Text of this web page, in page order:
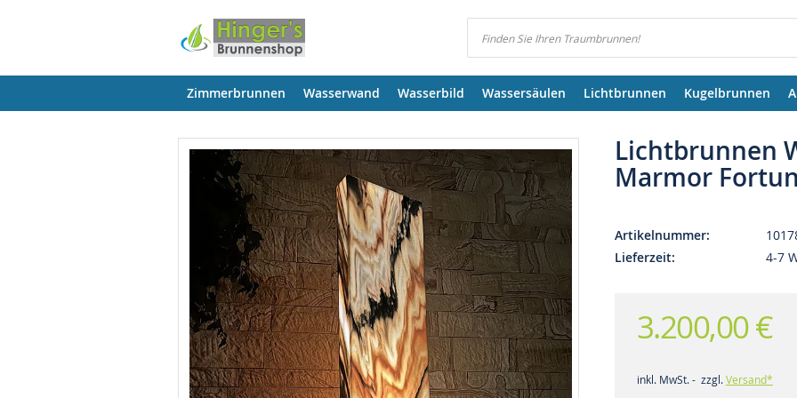
Suchen
Zimmerbrunnen Wasserwand Wasserbild Wassersäulen Lichtbrunnen Kugelbrunnen
Lichtbrunnen
Marmor
Artikelnummer
Lieferzeit
4-7
3.200,00 €
inkl. MwSt. - zzgl.Versand*